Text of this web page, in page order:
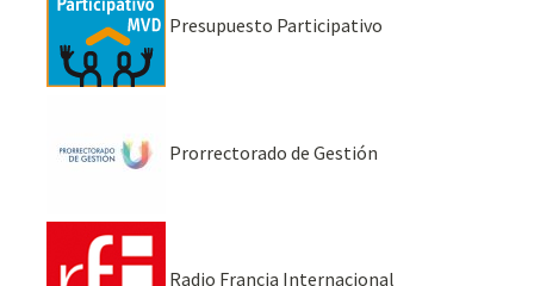
Presupuesto Participativo
Prorrectorado de Gestión
Radio Francia Internacional